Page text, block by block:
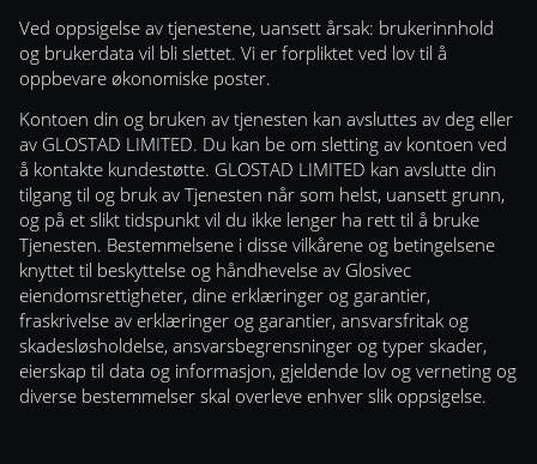
Ved oppsigelse av tjenestene, uansett årsak: brukerinnhold
og brukerdata vil bli slettet. Vi er forpliktet ved lov til å
oppbevare økonomiske poster.
Kontoen din og bruken av tjenesten kan avsluttes av deg eller
av GLOSTAD LIMITED. Du kan be om sletting av kontoen ved
å kontakte kundestøtte. GLOSTAD LIMITED kan avslutte din
tilgang til og bruk av Tjenesten når som helst, uansett grunn,
og på et slikt tidspunkt vil du ikke lenger ha rett til å bruke
Tjenesten. Bestemmelsene i disse vilkårene og betingelsene
knyttet til beskyttelse og håndhevelse av Glosivec
eiendomsrettigheter, dine erklæringer og garantier,
fraskrivelse av erklæringer og garantier, ansvarsfritak og
skadesløsholdelse, ansvarsbegrensninger og typer skader,
eierskap til data og informasjon, gjeldende lov og verneting og
diverse bestemmelser skal overleve enhver slik oppsigelse.